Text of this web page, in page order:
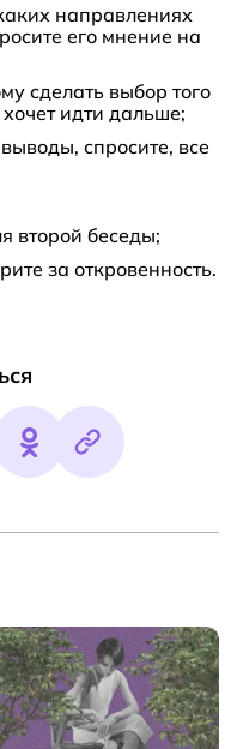
направлениях
его мнение на
сделать выбор того
идти дальше;
спросите, все
второй беседы;
за откровенность.